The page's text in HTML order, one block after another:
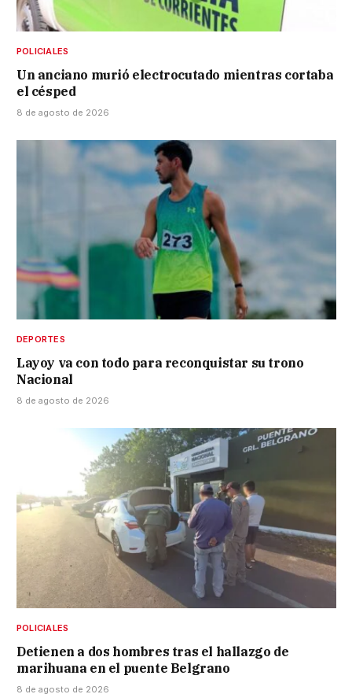
POLICIALES
Un anciano murió electrocutado mientras cortaba
el césped
8 de agosto de 2026
DEPORTES
Layoy va con todo para reconquistar su trono
Nacional
8 de agosto de 2026
POLICIALES
Detienen a dos hombres tras el hallazgo de
marihuana en el puente Belgrano
8 de agosto de 2026